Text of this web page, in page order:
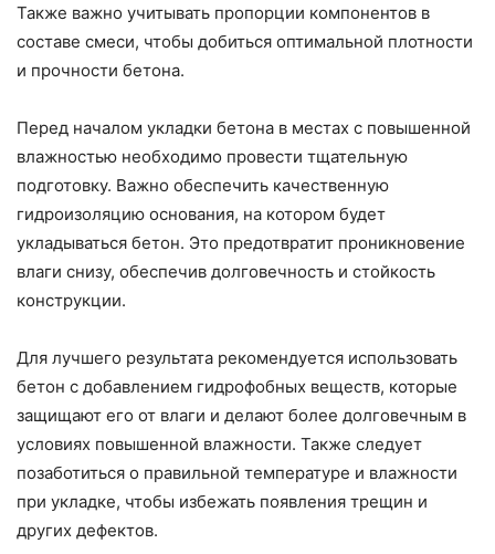
Также важно учитывать пропорции компонентов в
составе смеси, чтобы добиться оптимальной плотности
и прочности бетона.
Перед началом укладки бетона в местах с повышенной
влажностью необходимо провести тщательную
подготовку. Важно обеспечить качественную
гидроизоляцию основания, на котором будет
укладываться бетон. Это предотвратит проникновение
влаги снизу, обеспечив долговечность и стойкость
конструкции.
Для лучшего результата рекомендуется использовать
бетон с добавлением гидрофобных веществ, которые
защищают его от влаги и делают более долговечным в
условиях повышенной влажности. Также следует
позаботиться о правильной температуре и влажности
при укладке, чтобы избежать появления трещин и
других дефектов.